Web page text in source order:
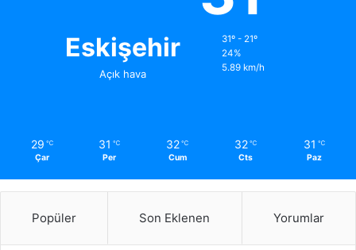
Eskişehir
Açık hava
31º - 21º
24%
5.89 km/h
29 ℃
Çar
31 ℃
Per
32 ℃
Cum
32 ℃
Cts
31 ℃
Paz
Popüler Son Eklenen Yorumlar